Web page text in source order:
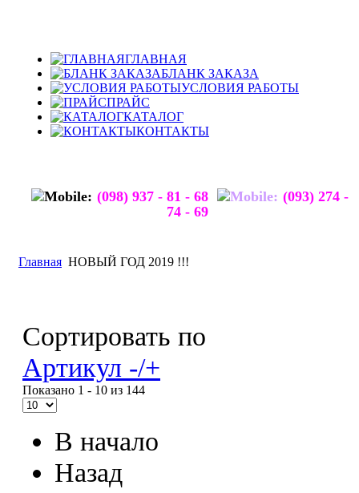
ГЛАВНАЯ
БЛАНК ЗАКАЗА
УСЛОВИЯ РАБОТЫ
ПРАЙС
КАТАЛОГ
КОНТАКТЫ
(098) 937 - 81 - 68
(093) 274 -
74 - 69
Главная НОВЫЙ ГОД 2019 !!!
Сортировать по
Артикул -/+
Показано 1 - 10 из 144
В начало
Назад